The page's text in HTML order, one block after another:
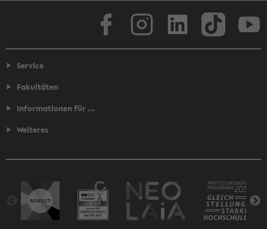
Service
Fakultäten
Informationen für ...
Weiteres